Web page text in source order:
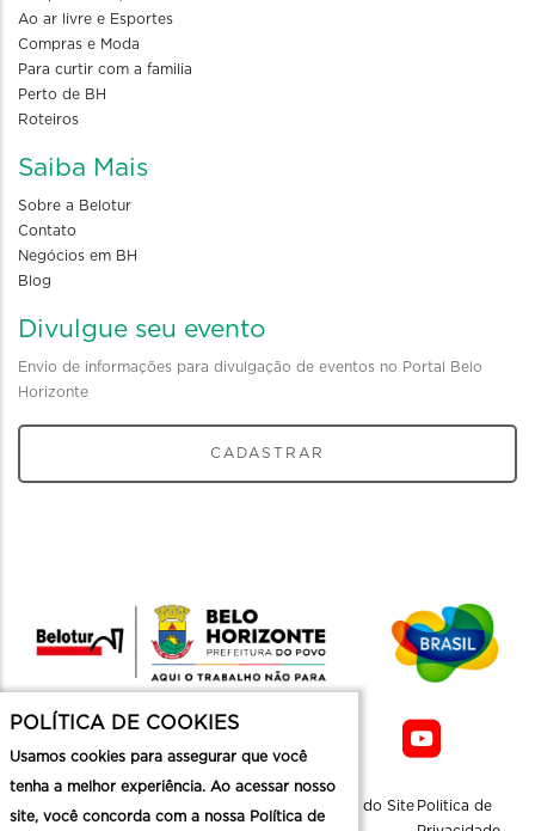
Ao ar livre e Esportes
Compras e Moda
Para curtir com a familia
Perto de BH
Roteiros
Saiba Mais
Sobre a Belotur
Contato
Negócios em BH
Blog
Divulgue seu evento
Envio de informações para divulgação de eventos no Portal Belo
Horizonte
CADASTRAR
Mapa do Site Politica de
POLÍTICA DE COOKIES
Usamos cookies para assegurar que você
tenha a melhor experiência. Ao acessar nosso
site, você concorda com a nossa Política de